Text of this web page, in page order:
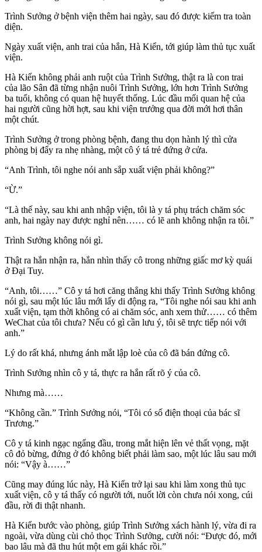
Trình Sưởng ở bệnh viện thêm hai ngày, sau đó được kiểm tra toàn
diện.
Ngày xuất viện, anh trai của hắn, Hà Kiển, tới giúp làm thủ tục xuất
viện.
Hà Kiển không phải anh ruột của Trình Sưởng, thật ra là con trai
của lão Sân đã từng nhận nuôi Trình Sưởng, lớn hơn Trình Sưởng
ba tuổi, không có quan hệ huyết thống. Lúc đầu mối quan hệ của
hai người cũng hời hợt, sau khi viện trưởng qua đời mới hơi thân
một chút.
Trình Sưởng ở trong phòng bệnh, đang thu dọn hành lý thì cửa
phòng bị đẩy ra nhẹ nhàng, một cô ý tá trẻ đứng ở cửa.
“Anh Trình, tôi nghe nói anh sắp xuất viện phải không?”
“Ừ.”
“Là thế này, sau khi anh nhập viện, tôi là y tá phụ trách chăm sóc
anh, hai ngày nay được nghỉ nên…… có lẽ anh không nhận ra tôi.”
Trình Sưởng không nói gì.
Thật ra hắn nhận ra, hắn nhìn thấy cô trong những giấc mơ kỳ quái
ở Đại Tuy.
“Anh, tôi……” Cô y tá hơi căng thẳng khi thấy Trình Sưởng không
nói gì, sau một lúc lâu mới lấy di động ra, “Tôi nghe nói sau khi anh
xuất viện, tạm thời không có ai chăm sóc, anh xem thử…… có thêm
WeChat của tôi chưa? Nếu có gì cần lưu ý, tôi sẽ trực tiếp nói với
anh.”
Lý do rất khá, nhưng ánh mắt lập loè của cô đã bán đứng cô.
Trình Sưởng nhìn cô y tá, thực ra hắn rất rõ ý của cô.
Nhưng mà……
“Không cần.” Trình Sưởng nói, “Tôi có số điện thoại của bác sĩ
Trương.”
Cô y tá kinh ngạc ngẩng đầu, trong mắt hiện lên vẻ thất vọng, mặt
cô đỏ bừng, đứng ở đó không biết phải làm sao, một lúc lâu sau mới
nói: “Vậy à……”
Cũng may đúng lúc này, Hà Kiển trở lại sau khi làm xong thủ tục
xuất viện, cô y tá thấy có người tới, nuốt lời còn chưa nói xong, cúi
đầu, rời đi thật nhanh.
Hà Kiển bước vào phòng, giúp Trình Sưởng xách hành lý, vừa đi ra
ngoài, vừa dùng cùi chỏ thọc Trình Sưởng, cười nói: “Được đó, mới
bao lâu mà đã thu hút một em gái khác rồi.”